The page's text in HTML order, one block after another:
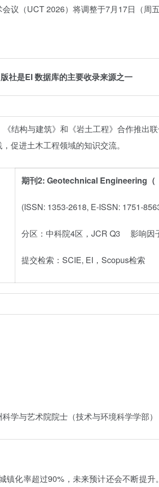
议（UCT 2026）将调整于7月17日（周五
社是EI 数据库的主要收录来源之一
结构与建筑》和《岩土工程》合作推出
促进土木工程领域的知识交流。
期刊2: Geotechnical Engineering（
(ISSN: 1353-2618, E-ISSN: 1751-
分区：中科院4区，JCR Q3 影响因
提交检索：SCIE, EI，Scopus检索
学与艺术院院士（技术与环境科学学部）
化率超过90%，未来预计还会不断提升